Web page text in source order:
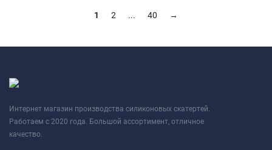
1 2 ... 40 →
Интернет магазин производства силиконовых скатертей.
Работаем с 2020 года. Большой ассортимент, отличное
качество.